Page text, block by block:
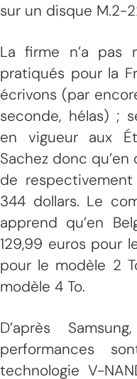
sur un disque M.2-
La firme n’a pas
pratiqués pour la
écrivons (par
seconde, hélas) ;
en vigueur aux
Sachez donc
de
344 dollars. Le
apprend qu’en
129,99 euros pour
pour le modèle 2
modèle 4 To.
D’après
performances
technologie V-